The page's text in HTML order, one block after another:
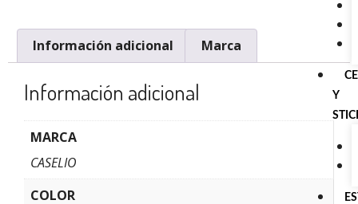
Y
Información adicional Marca
Información adicional
MARCA
CASELIO
COLOR